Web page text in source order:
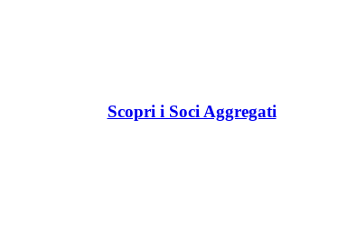
Scopri i Soci Aggregati